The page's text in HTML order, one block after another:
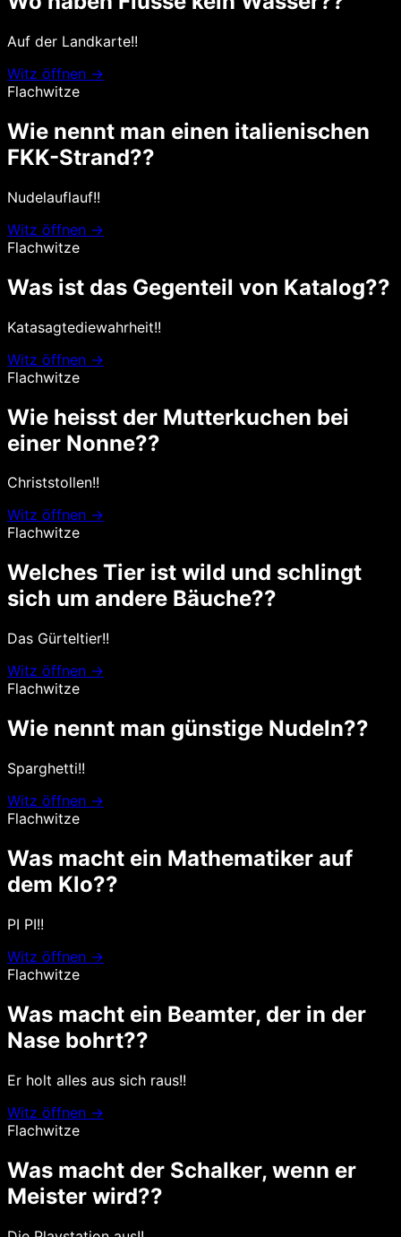
Auf der Landkarte!!
Witz öffnen →
Flachwitze
Wie nennt man einen italienischen
FKK-Strand??
Nudelauflauf!!
Witz öffnen →
Flachwitze
Was ist das Gegenteil von Katalog??
Katasagtediewahrheit!!
Witz öffnen →
Flachwitze
Wie heisst der Mutterkuchen bei
einer Nonne??
Christstollen!!
Witz öffnen →
Flachwitze
Welches Tier ist wild und schlingt
sich um andere Bäuche??
Das Gürteltier!!
Witz öffnen →
Flachwitze
Wie nennt man günstige Nudeln??
Sparghetti!!
Witz öffnen →
Flachwitze
Was macht ein Mathematiker auf
dem Klo??
PI PI!!
Witz öffnen →
Flachwitze
Was macht ein Beamter, der in der
Nase bohrt??
Er holt alles aus sich raus!!
Witz öffnen →
Flachwitze
Was macht der Schalker, wenn er
Meister wird??